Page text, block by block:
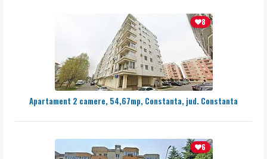
8
Apartament 2 camere, 54,67mp, Constanta, jud. Constanta
6